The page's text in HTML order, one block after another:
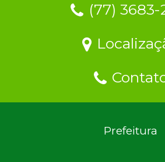
(77) 3683-
Prefeitura